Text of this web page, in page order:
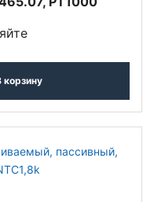
корзину